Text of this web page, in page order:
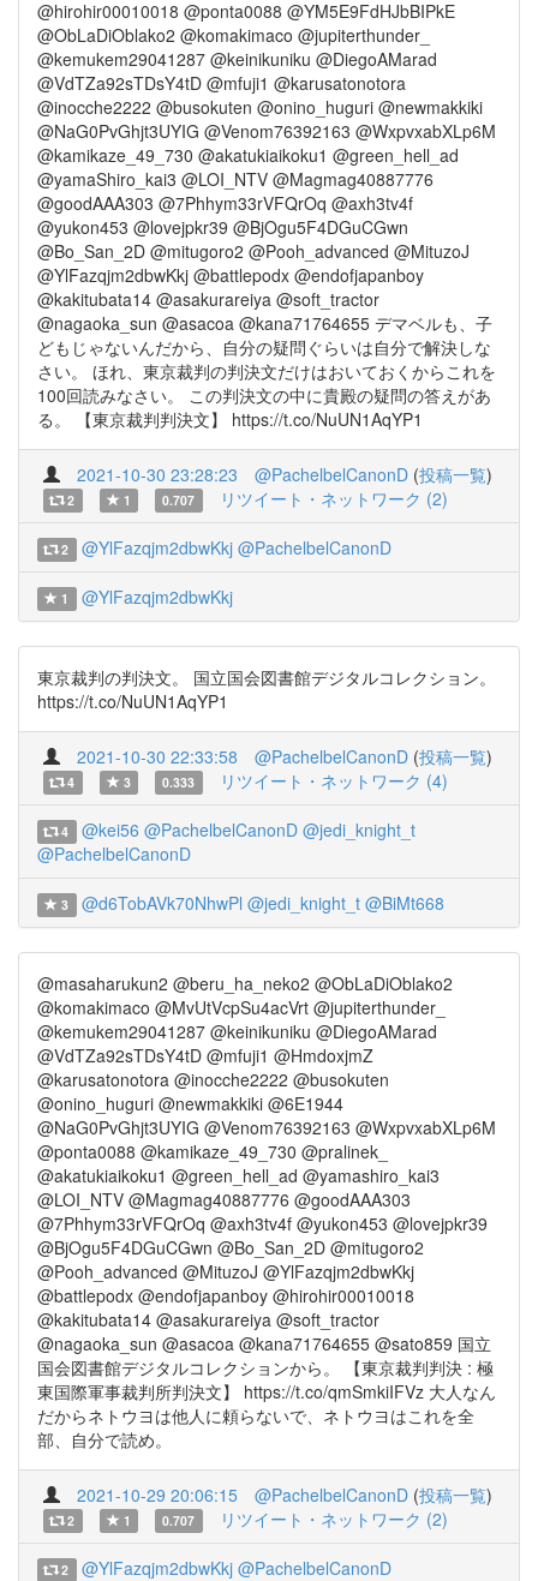
@hirohir00010018 @ponta0088 @YM5E9FdHJbBIPkE
@ObLaDiOblako2 @komakimaco @jupiterthunder_
@kemukem29041287 @keinikuniku @DiegoAMarad
@VdTZa92sTDsY4tD @mfuji1 @karusatonotora
@inocche2222 @busokuten @onino_huguri @newmakkiki
@NaG0PvGhjt3UYIG @Venom76392163 @WxpvxabXLp6M
@kamikaze_49_730 @akatukiaikoku1 @green_hell_ad
@yamaShiro_kai3 @LOI_NTV @Magmag40887776
@goodAAA303 @7Phhym33rVFQrOq @axh3tv4f
@yukon453 @lovejpkr39 @BjOgu5F4DGuCGwn
@Bo_San_2D @mitugoro2 @Pooh_advanced @MituzoJ
@YlFazqjm2dbwKkj @battlepodx @endofjapanboy
@kakitubata14 @asakurareiya @soft_tractor
@nagaoka_sun @asacoa @kana71764655 デマベルも、子
どもじゃないんだから、自分の疑問ぐらいは自分で解決しな
さい。 ほれ、東京裁判の判決文だけはおいておくからこれを
100回読みなさい。 この判決文の中に貴殿の疑問の答えがあ
る。 【東京裁判判決文】 https://t.co/NuUN1AqYP1
2021-10-30 23:28:23 @PachelbelCanonD (投稿一覧)
2 1 0.707 リツイート・ネットワーク (2)
2 @YlFazqjm2dbwKkj @PachelbelCanonD
1 @YlFazqjm2dbwKkj
東京裁判の判決文。 国立国会図書館デジタルコレクション。
https://t.co/NuUN1AqYP1
2021-10-30 22:33:58 @PachelbelCanonD (投稿一覧)
4 3 0.333 リツイート・ネットワーク (4)
4 @kei56 @PachelbelCanonD @jedi_knight_t
@PachelbelCanonD
3 @d6TobAVk70NhwPl @jedi_knight_t @BiMt668
@masaharukun2 @beru_ha_neko2 @ObLaDiOblako2
@komakimaco @MvUtVcpSu4acVrt @jupiterthunder_
@kemukem29041287 @keinikuniku @DiegoAMarad
@VdTZa92sTDsY4tD @mfuji1 @HmdoxjmZ
@karusatonotora @inocche2222 @busokuten
@onino_huguri @newmakkiki @6E1944
@NaG0PvGhjt3UYIG @Venom76392163 @WxpvxabXLp6M
@ponta0088 @kamikaze_49_730 @pralinek_
@akatukiaikoku1 @green_hell_ad @yamashiro_kai3
@LOI_NTV @Magmag40887776 @goodAAA303
@7Phhym33rVFQrOq @axh3tv4f @yukon453 @lovejpkr39
@BjOgu5F4DGuCGwn @Bo_San_2D @mitugoro2
@Pooh_advanced @MituzoJ @YlFazqjm2dbwKkj
@battlepodx @endofjapanboy @hirohir00010018
@kakitubata14 @asakurareiya @soft_tractor
@nagaoka_sun @asacoa @kana71764655 @sato859 国立
国会図書館デジタルコレクションから。 【東京裁判判決 : 極
東国際軍事裁判所判決文】 https://t.co/qmSmkiIFVz 大人なん
だからネトウヨは他人に頼らないで、ネトウヨはこれを全
部、自分で読め。
2021-10-29 20:06:15 @PachelbelCanonD (投稿一覧)
2 1 0.707 リツイート・ネットワーク (2)
2 @YlFazqjm2dbwKkj @PachelbelCanonD